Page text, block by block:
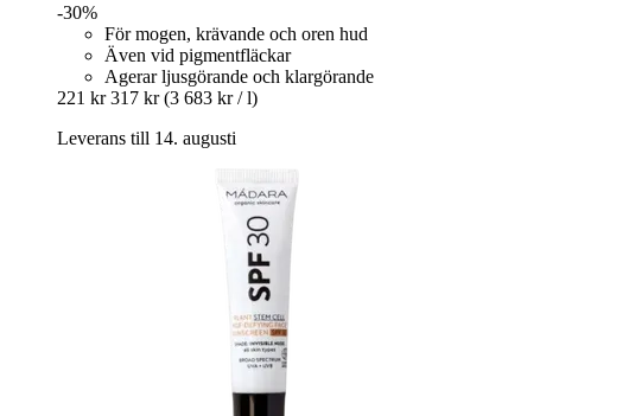
-30%
För mogen, krävande och oren hud
Även vid pigmentfläckar
Agerar ljusgörande och klargörande
221 kr 317 kr (3 683 kr / l)
Leverans till 14. augusti